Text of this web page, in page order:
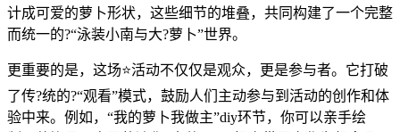
计成可爱的萝卜形状，这些细节的堆叠，共同构建了一个完整
而统一的?“泳装小南与大?萝卜”世界。
更重要的是，这场⭐活动不仅仅是观众，更是参与者。它打破
了传?统的?“观看”模式，鼓励人们主动参与到活动的创作和体
验中来。例如，“我的萝卜我做主”diy环节，你可以亲手绘